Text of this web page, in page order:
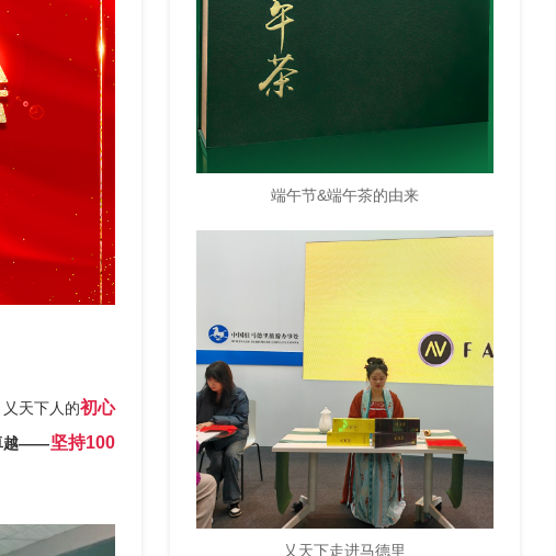
天下人的初心
越——坚持100
端午节&端午茶的由来
乂天下走进马德里